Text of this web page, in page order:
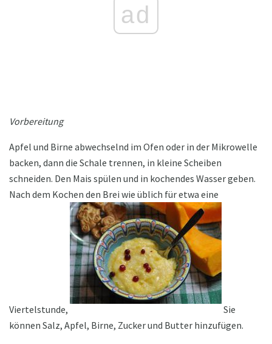
ad
Vorbereitung
Apfel und Birne abwechselnd im Ofen oder in der Mikrowelle
backen, dann die Schale trennen, in kleine Scheiben
schneiden. Den Mais spülen und in kochendes Wasser geben.
Nach dem Kochen den Brei wie üblich für etwa eine
Viertelstunde,
Sie
können Salz, Apfel, Birne, Zucker und Butter hinzufügen.